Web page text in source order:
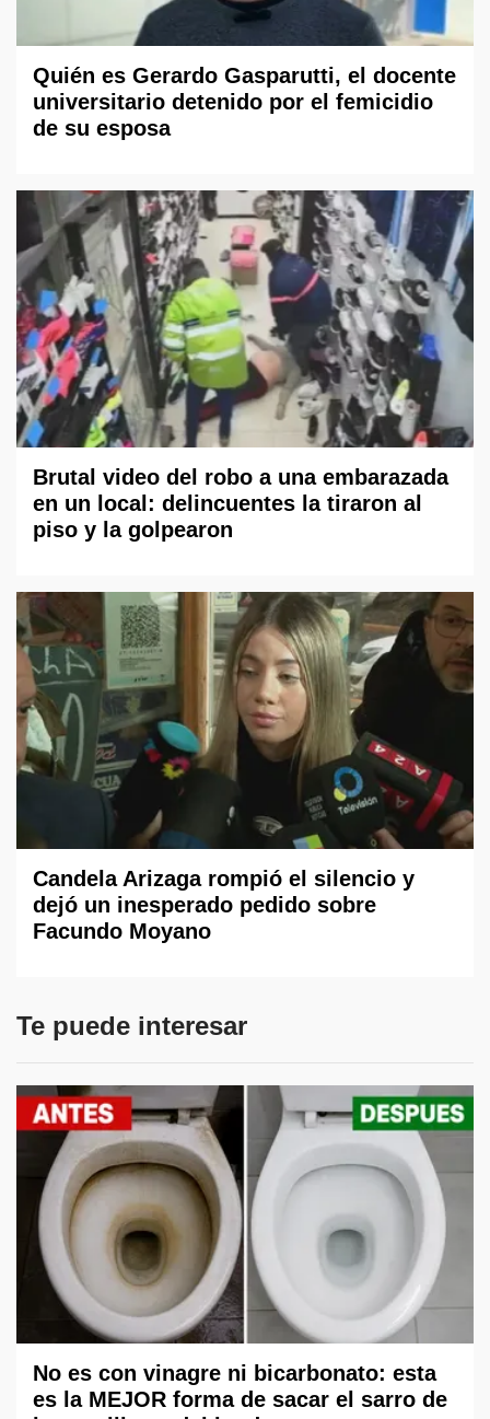
Quién es Gerardo Gasparutti, el docente
universitario detenido por el femicidio
de su esposa
Brutal video del robo a una embarazada
en un local: delincuentes la tiraron al
piso y la golpearon
Candela Arizaga rompió el silencio y
dejó un inesperado pedido sobre
Facundo Moyano
Te puede interesar
No es con vinagre ni bicarbonato: esta
es la MEJOR forma de sacar el sarro de